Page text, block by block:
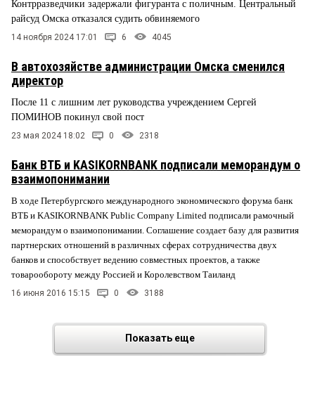
Контрразведчики задержали фигуранта с поличным. Центральный
райсуд Омска отказался судить обвиняемого
14 ноября 2024 17:01 6 4045
В автохозяйстве администрации Омска сменился
директор
После 11 с лишним лет руководства учреждением Сергей
ПОМИНОВ покинул свой пост
23 мая 2024 18:02 0 2318
Банк ВТБ и KASIKORNBANK подписали меморандум о
взаимопонимании
В ходе Петербургского международного экономического форума банк
ВТБ и KASIKORNBANK Public Company Limited подписали рамочный
меморандум о взаимопонимании. Соглашение создает базу для развития
партнерских отношений в различных сферах сотрудничества двух
банков и способствует ведению совместных проектов, а также
товарообороту между Россией и Королевством Таиланд
16 июня 2016 15:15 0 3188
Показать еще